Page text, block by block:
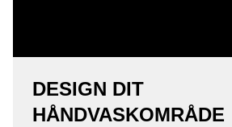
DESIGN DIT
HÅNDVASKOMRÅDE